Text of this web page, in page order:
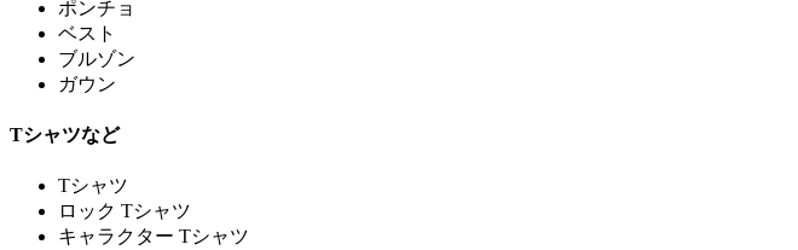
ポンチョ
ベスト
ブルゾン
ガウン
Tシャツなど
Tシャツ
ロック Tシャツ
キャラクター Tシャツ